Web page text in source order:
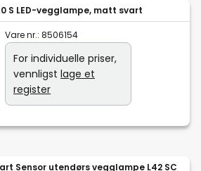
S LED-vegglampe, matt svart
Vare nr.: 8506154
For individuelle priser,
vennligst lage et
register
Sensor utendørs vegglampe L42 SC